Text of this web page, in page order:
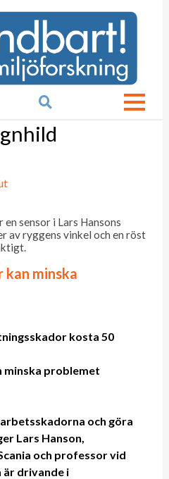
sensor i Lars Hansons
av ryggens vinkel och en röst
minska
kosta 50
minska problemet
och göra
Lars Hanson,
och professor vid
är drivande i